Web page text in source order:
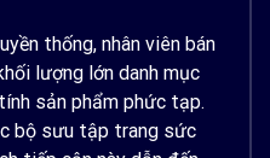
thống, nhân viên bán
lượng lớn danh mục
sản phẩm phức tạp.
bộ sưu tập trang sức